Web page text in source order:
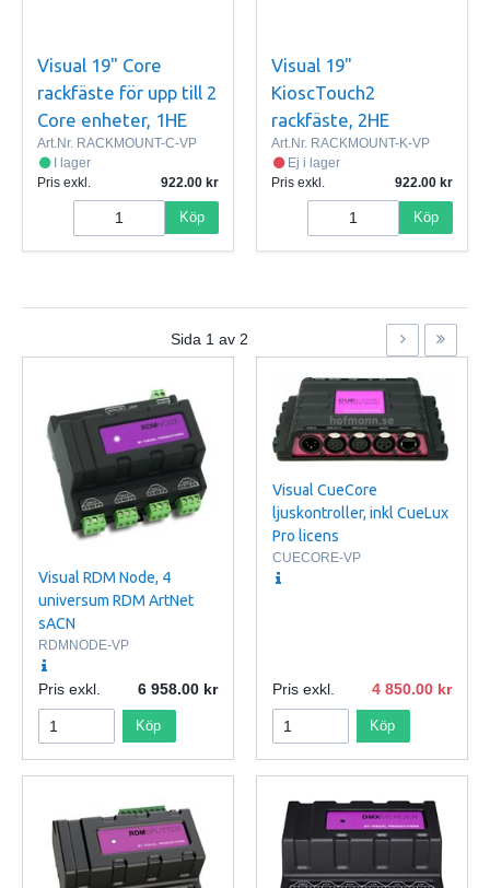
Visual 19" Core
rackfäste för upp till 2
Core enheter, 1HE
Art.Nr. RACKMOUNT-C-VP
I lager
Pris exkl.
922.00
Köp
Visual 19"
KioscTouch2
rackfäste, 2HE
Art.Nr. RACKMOUNT-K-VP
Ej i lager
Pris exkl.
922.00
Köp
Sida 1 av 2
Visual RDM Node, 4
universum RDM ArtNet
sACN
RDMNODE-VP
Pris exkl. 6 958.00
Köp
Visual CueCore
ljuskontroller, inkl CueLux
Pro licens
CUECORE-VP
Pris exkl. 4 850.00
Köp